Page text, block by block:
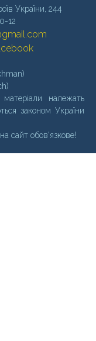
України, 244
12
матеріали належать
законом України
сайт обов'язкове!